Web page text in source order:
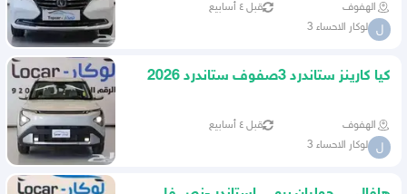
الهفوف
قبل ٤ أسابيع
ل لوكار الاحساء 3
كيا كارينز ستاندرد 3صفوف ستاندرد 2026
الهفوف قبل ٤ أسابيع
ل لوكار الاحساء 3